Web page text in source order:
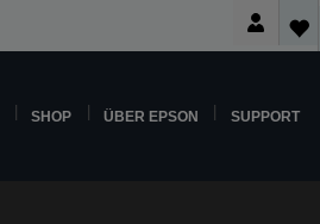
SHOP ÜBER EPSON SUPPORT